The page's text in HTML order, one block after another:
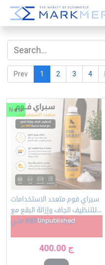
Prev 1 2 3 4
سبراي فوم متعدد الاستخدامات
للتنظيف الجاف وإزالة البقع مع
فرشة مدمجة 680 ملي
Unpublished
400.00 ج
New